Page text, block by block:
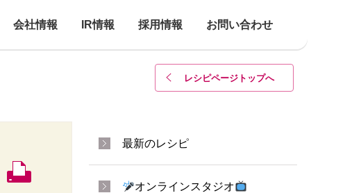
会社情報 IR情報 採用情報 お問い合わせ
レシピページトップへ
最新のレシピ
オンラインスタジオ